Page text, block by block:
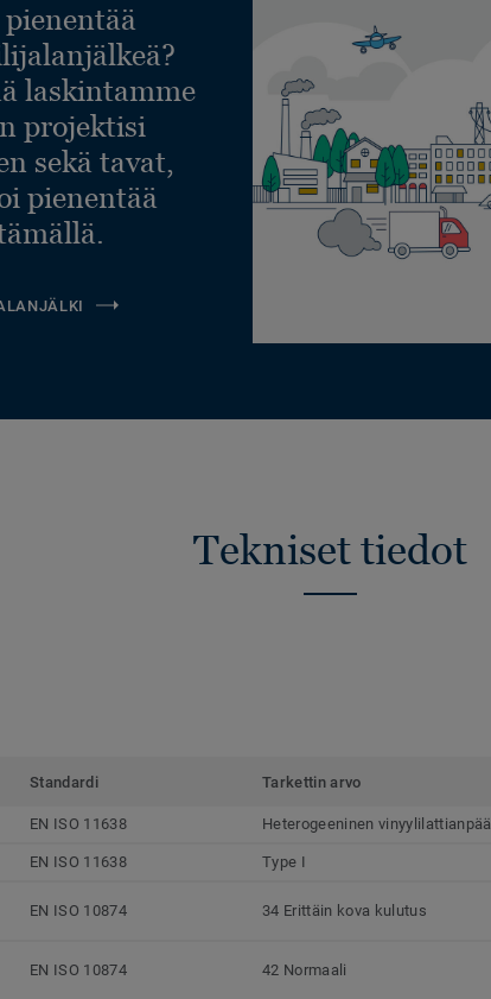
laskintamme
projektisi
sekä tavat,
pienentää
Tekniset tiedot
Standardi Tarkettin arvo
EN ISO 11638 Heterogeeninen
EN ISO 11638 Type I
EN ISO 10874 34 Erittäin kova kulutus
EN ISO 10874 42 Normaali